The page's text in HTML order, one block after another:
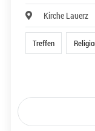
Kirche Lauerz
Treffen